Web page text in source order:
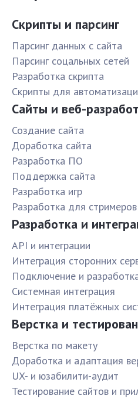
Скрипты и парсинг
Парсинг данных с сайта
Парсинг соцальных сетей
Разработка скрипта
Скрипты для
Сайты и веб-
Создание сайта
Доработка сайта
Разработка ПО
Поддержка сайта
Разработка игр
Разработка для стримеров
Разработка и
API и интеграции
Интеграция сторонних
Подключение и
Системная интеграция
Интеграция платёжных
Верстка и
Верстка по макету
Доработка и адаптация
UX- и юзабилити-аудит
Тестирование сайтов и